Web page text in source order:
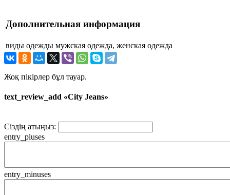
Дополнительная информация
виды одежды мужская одежда, женская одежда
Жоқ пікірлер бұл тауар.
text_review_add «City Jeans»
Сіздің атыңыз:
entry_pluses
entry_minuses